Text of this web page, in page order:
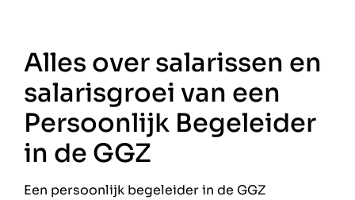
Alles over salarissen en
salarisgroei van een
Persoonlijk Begeleider
in de GGZ
Een persoonlijk begeleider in de GGZ